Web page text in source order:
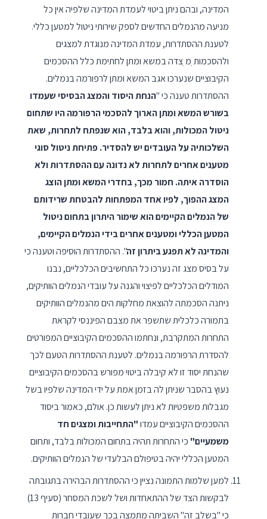
המדינה, ובהם ניתן ביטוי לעמדת המדינה שלפיה אין כל
מניעה מהנמלים החדשים לספק שירותי ניטול למטען כללי.
לטענת ההסתדרות, עמדת המדינה מנוגדת למצגים
ולהסכמות ִמ ִצדּה במשא ומתן לחתימת כלל ההסכמים
הקיבוציים שנערכו אגב המשא ומתן לרפורמה בנמלים.
ההסתדרות טענה כי "הנחת היסוד והמצג הבסיסי שעמדו
בשורש המשא ומתן הארוך להסכמי הרפורמה היו שתחום
ניטול המכולות, והוא בלבד, הוא שנפתח לתחרות, שאת
השלכותיה על העובדים יש להסדיר. פתיחת ניטול סוגי
מטענים אחרים לתחרות לא נדונה עם ההסתדרות ולא
הוסדרה איתה. חמור מכך, בחדרי המשא ומתן הוצג
המצג ההפוך, לפיו אחד המפתחות להבטחת שרידותם
של הנמלים הקיימים הוא שימור היתרון בתחום ניטול
המטען הכללי ומטענים אחרים בידי הנמלים הקיימים,
והמדינה לא תפגע ביתרון זה". ההסתדרות הוסיפה וטענה כי
על בסיס מצג זה נערכו כל התחשיבים הכלכליים, נבנו
המודלים הכלכליים לפיצוי והגנה על עובדי הנמלים הוותיקים,
ניתנה הסכמתה להוצאת מחלקות הים מהנמלים הוותיקים
בתמורה כלכלית שתשפר את מצבם הפיננסי לקראת
התחרות המתקרבת, ונחתמו ההסכמים הקיבוציים המפורטים
להסדרת הרפורמה בנמלים. לטענת ההסתדרות הטעם לכך
שהנחת יסוד זו לא קיבלה ביטוי מפורש בהסכמים הקיבוציים
נעוץ בהסבר שניתן לה בזמן אמת על ידי המדינה שלפיו בשל
מגבלות משפטיות לא ניתן לעשות כן. אולם, כאמור ביסוד
ההסכמים הקיבוציים עמדו"התחייבות ומצגים חד
משמעיים" כי התחרות תהיה בתחום המכולות בלבד, ותחום
המטען הכללי יהיה בטיפולם הבלעדי של הנמלים הוותיקים.
למען שלמות התמונה נציין כי ההסתדרות הבהירה בתגובתה
לבקשות הצד של ההתאחדות ושל לשכת המסחר (סעיף 13)
כי "בשלב זה" השביתה מתמצה בכך שעובדי חברות